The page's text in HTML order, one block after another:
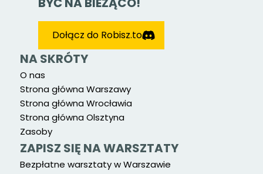
Dołącz do Robisz.to
NA SKRÓTY
O nas
Strona główna Warszawy
Strona główna Wrocławia
Strona główna Olsztyna
Zasoby
ZAPISZ SIĘ NA WARSZTATY
Bezpłatne warsztaty w Warszawie